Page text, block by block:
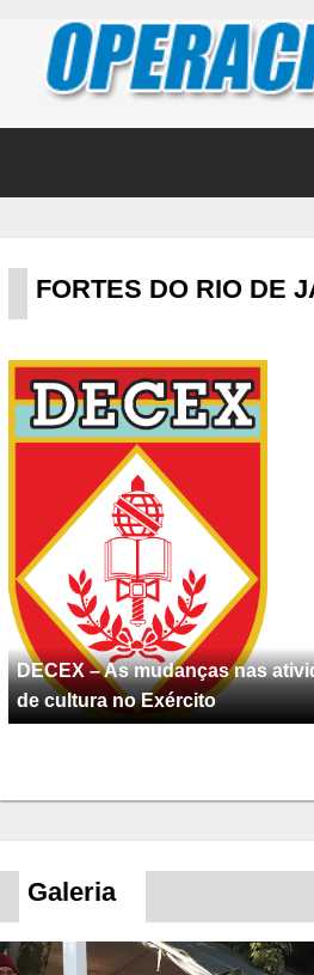
FORTES DO RIO DE
DECEX – As mudanças nas
de cultura no Exército
Galeria